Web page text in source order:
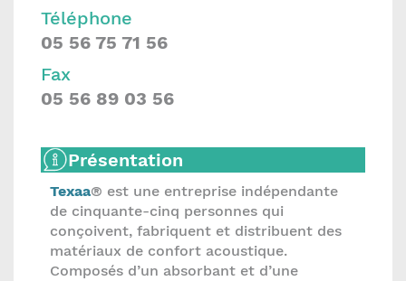
Téléphone
05 56 75 71 56
Fax
05 56 89 03 56
Présentation
Texaa® est une entreprise indépendante
de cinquante-cinq personnes qui
conçoivent, fabriquent et distribuent des
matériaux de confort acoustique.
Composés d’un absorbant et d’une